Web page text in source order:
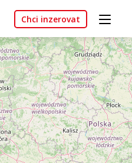
Chci inzerovat